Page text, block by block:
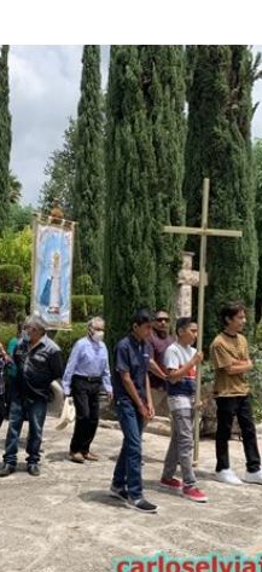
de la misteriosa avioneta de
en Seychelles de manera
La capital de Baréin
BARÉIN
barrio más castizo de Malabo